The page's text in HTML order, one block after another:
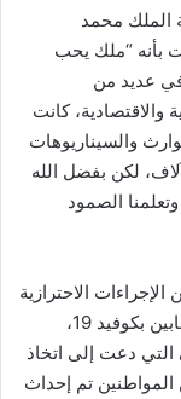
الملك محمد
بأنه “ملك يحب
عديد من
والاقتصادية، كانت
والسيناريوهات
لكن بفضل الله
الصمود
الاحترازية
بل في البداية وكنا يومها نعد بضعة أشخاص مصابين بكوفيد 19،
التي دعت إلى اتخاذ
تم إحداث